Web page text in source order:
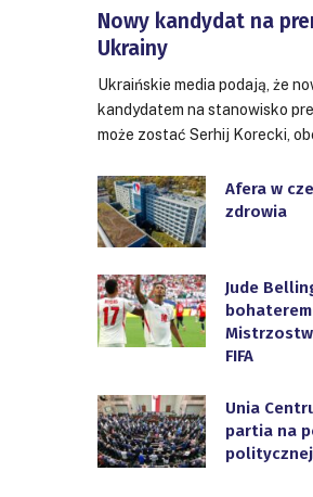
Nowy kandydat na
Ukrainy
Ukraińskie media podają, że
kandydatem na stanowisko
może zostać Serhij Korecki,
Afera w
zdrowia
Jude
FIFA
Unia
partia na
politycznej